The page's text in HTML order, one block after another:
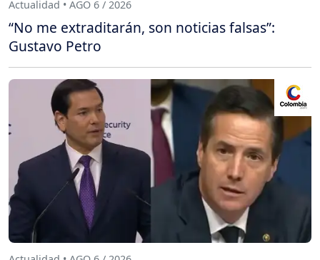
“No me extraditarán, son noticias falsas”:
Gustavo Petro
Actualidad • AGO 6 / 2026